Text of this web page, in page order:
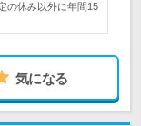
の休み以外に年間15
気になる